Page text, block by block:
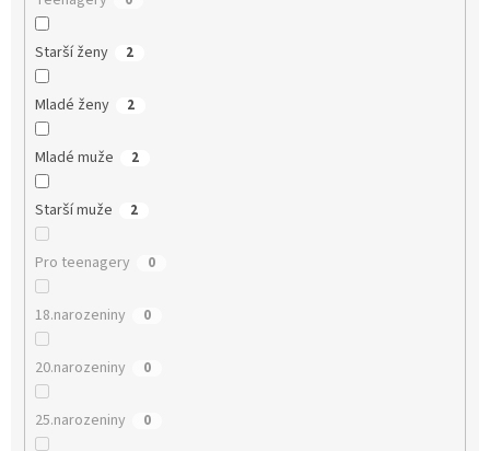
Starší ženy 2
Mladé ženy 2
Mladé muže 2
Starší muže 2
Pro teenagery 0
18.narozeniny 0
20.narozeniny 0
25.narozeniny 0